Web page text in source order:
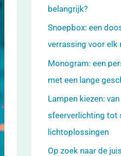
belangrijk?
Snoepbox: een
verrassing voor elk
Monogram: een
met een lange
Lampen kiezen: van
sfeerverlichting tot
lichtoplossingen
Op zoek naar de